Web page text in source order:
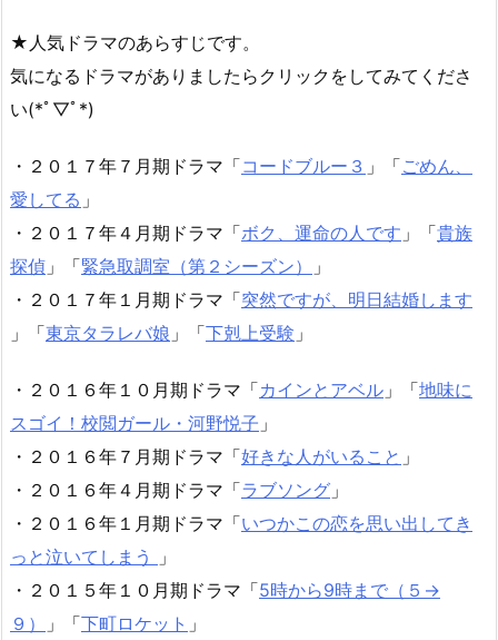
★人気ドラマのあらすじです。
気になるドラマがありましたらクリックをしてみてくださ
い(*ﾟ▽ﾟ*)
・２０１７年７月期ドラマ「コードブルー３ 」「ごめん、
愛してる 」
・２０１７年４月期ドラマ「ボク、運命の人です 」「貴族
探偵 」「緊急取調室（第２シーズン）
」
・２０１７年１月期ドラマ「突然ですが、明日結婚します
」「東京タラレバ娘 」「下剋上受験 」
・２０１６年１０月期ドラマ「カインとアベル 」「地味に
スゴイ！校閲ガール・河野悦子 」
・２０１６年７月期ドラマ「好きな人がいること 」
・２０１６年４月期ドラマ「ラブソング 」
・２０１６年１月期ドラマ「いつかこの恋を思い出してき
っと泣いてしまう
」
・２０１５年１０月期ドラマ「5時から9時まで（５→
９）
」「下町ロケット 」